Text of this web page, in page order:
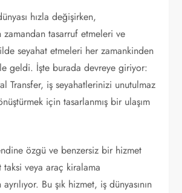
hızla değişirken,
tasarruf etmeleri ve
seyahat etmeleri her zamankinden
geldi. İşte burada devreye giriyor:
Transfer, iş seyahatlerinizi unutulmaz
için tasarlanmış bir ulaşım
özgü ve benzersiz bir hizmet
taksi veya araç kiralama
Bu şık hizmet, iş dünyasının